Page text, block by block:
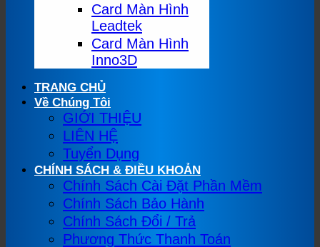
Card Màn Hình
Leadtek
Card Màn Hình
Inno3D
TRANG CHỦ
Về Chúng Tôi
GIỚI THIỆU
LIÊN HỆ
Tuyển Dụng
CHÍNH SÁCH & ĐIỀU KHOẢN
Chính Sách Cài Đặt Phần Mềm
Chính Sách Bảo Hành
Chính Sách Đổi / Trả
Phương Thức Thanh Toán